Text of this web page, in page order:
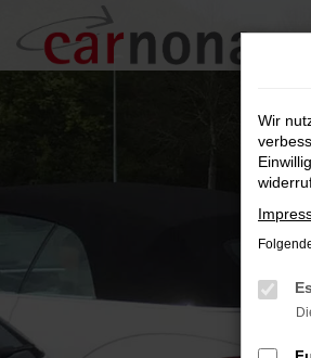
Zum
Hauptinhalt
springen
Wir